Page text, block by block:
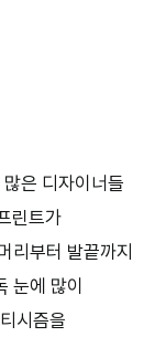
은 디자이너들
린트가
리부터 발끝까지
눈에 많이
시즘을